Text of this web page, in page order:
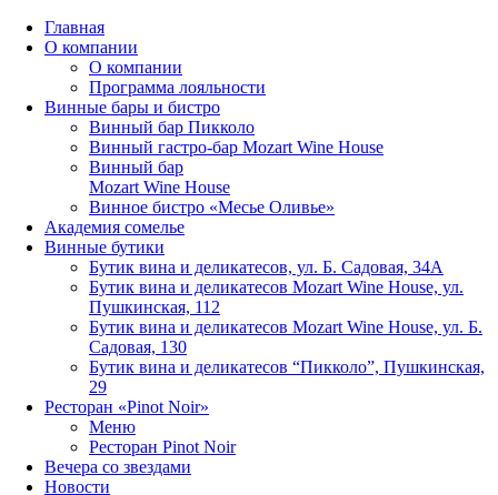
Главная
О компании
О компании
Программа лояльности
Винные бары и бистро
Винный бар Пикколо
Винный гастро-бар Mozart Wine House
Винный бар
Mozart Wine House
Винное бистро «Месье Оливье»
Академия сомелье
Винные бутики
Бутик вина и деликатесов, ул. Б. Садовая, 34А
Бутик вина и деликатесов Mozart Wine House, ул.
Пушкинская, 112
Бутик вина и деликатесов Mozart Wine House, ул. Б.
Садовая, 130
Бутик вина и деликатесов “Пикколо”, Пушкинская,
29
Ресторан «Pinot Noir»
Меню
Ресторан Pinot Noir
Вечера со звездами
Новости